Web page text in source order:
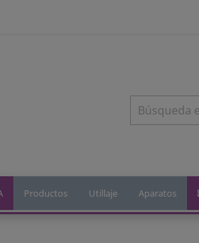
Productos Utillaje Aparatos